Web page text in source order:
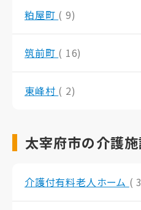
粕屋町 ( 9)
筑前町 ( 16)
東峰村 ( 2)
太宰府市の介護
介護付有料老人ホーム (